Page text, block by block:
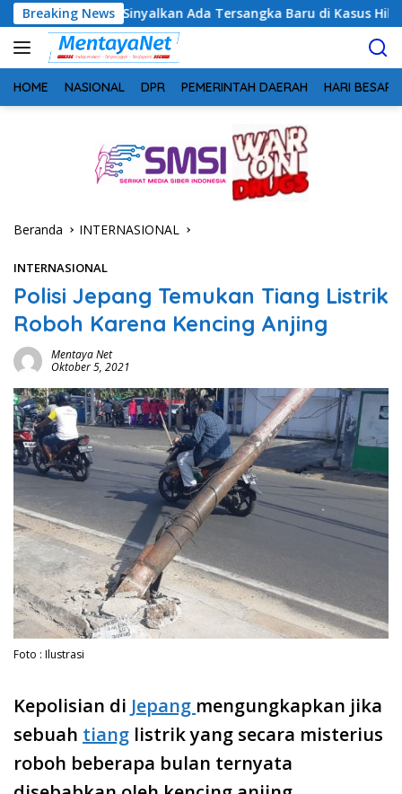
Langsung
ke
konten
Breaking NewsAda Tersangka Baru di Kasus Hibah Rp40 Miliar
HOME NASIONAL DPR PEMERINTAH DAERAH HARI BESAR
Beranda INTERNASIONAL
INTERNASIONAL
Polisi Jepang Temukan Tiang Listrik
Roboh Karena Kencing Anjing
Mentaya Net
Oktober 5, 2021
Foto : Ilustrasi
Kepolisian di Jepang mengungkapkan jika
sebuah tiang listrik yang secara misterius
roboh beberapa bulan ternyata